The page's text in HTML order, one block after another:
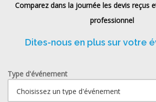
Comparez dans la journée les devis reçus
professionnel
Dites-nous en plus sur votre
Type d'événement